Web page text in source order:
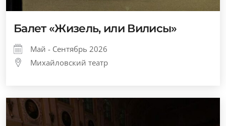
Балет «Жизель, или Вилисы»
Май - Сентябрь 2026
Михайловский театр